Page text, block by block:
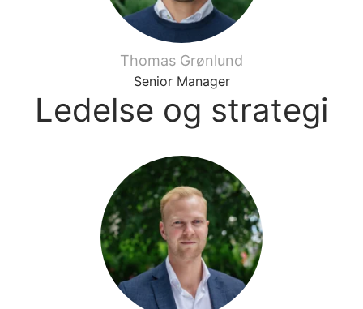
Thomas Grønlund
Senior Manager
Ledelse og strategi